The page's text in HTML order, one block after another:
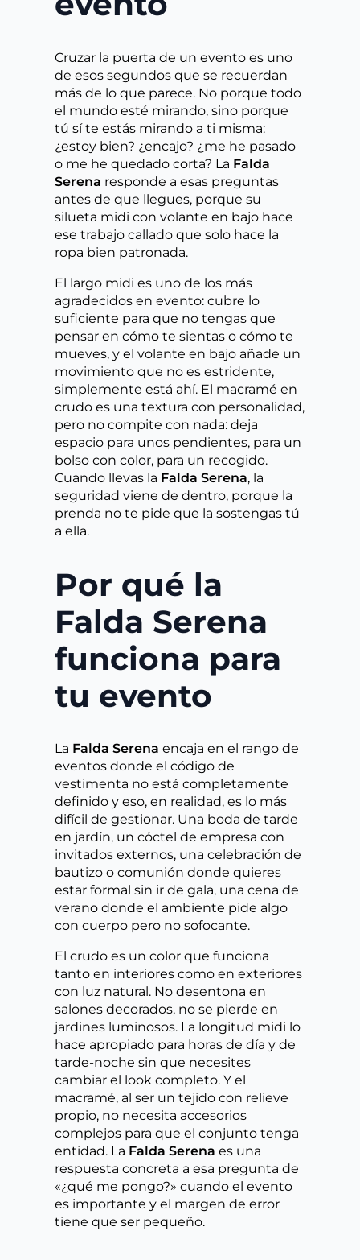
Cruzar la puerta de un evento es uno
de esos segundos que se recuerdan
más de lo que parece. No porque todo
el mundo esté mirando, sino porque
tú sí te estás mirando a ti misma:
¿estoy bien? ¿encajo? ¿me he pasado
o me he quedado corta? La Falda
Serena responde a esas preguntas
antes de que llegues, porque su
silueta midi con volante en bajo hace
ese trabajo callado que solo hace la
ropa bien patronada.
El largo midi es uno de los más
agradecidos en evento: cubre lo
suficiente para que no tengas que
pensar en cómo te sientas o cómo te
mueves, y el volante en bajo añade un
movimiento que no es estridente,
simplemente está ahí. El macramé en
crudo es una textura con personalidad,
pero no compite con nada: deja
espacio para unos pendientes, para un
bolso con color, para un recogido.
Cuando llevas la Falda Serena, la
seguridad viene de dentro, porque la
prenda no te pide que la sostengas tú
a ella.
Por qué la
Falda Serena
funciona para
tu evento
La Falda Serena encaja en el rango de
eventos donde el código de
vestimenta no está completamente
definido y eso, en realidad, es lo más
difícil de gestionar. Una boda de tarde
en jardín, un cóctel de empresa con
invitados externos, una celebración de
bautizo o comunión donde quieres
estar formal sin ir de gala, una cena de
verano donde el ambiente pide algo
con cuerpo pero no sofocante.
El crudo es un color que funciona
tanto en interiores como en exteriores
con luz natural. No desentona en
salones decorados, no se pierde en
jardines luminosos. La longitud midi lo
hace apropiado para horas de día y de
tarde-noche sin que necesites
cambiar el look completo. Y el
macramé, al ser un tejido con relieve
propio, no necesita accesorios
complejos para que el conjunto tenga
entidad. La Falda Serena es una
respuesta concreta a esa pregunta de
«¿qué me pongo?» cuando el evento
es importante y el margen de error
tiene que ser pequeño.